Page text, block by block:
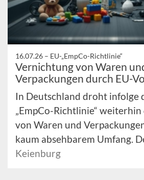
16.07.26 – EU-„EmpCo-Richtlinie“
Vernichtung von Waren
Verpackungen durch EU-
In Deutschland droht infolge
„EmpCo-Richtlinie“
von Waren und
kaum absehbarem Umfang.
Keienburg